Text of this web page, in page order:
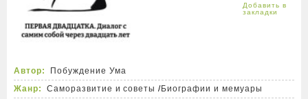
Автор:
Побуждение Ума
Жанр:
Саморазвитие и советы /Биографии и мемуары